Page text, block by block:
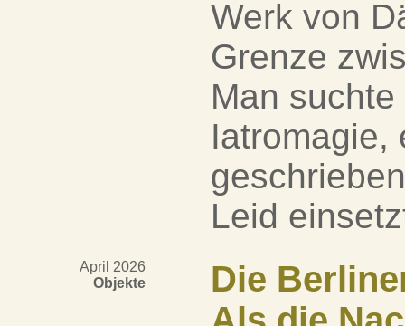
Werk von
Grenze
Man
Iatromagie,
Leid
April 2026
Objekte
Die